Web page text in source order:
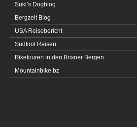
Suki’s Dogblog
Bergzeit Blog
USA Reisebericht
Südtirol Reisen
Biketouren in den Brixner Bergen
Mountainbike.bz